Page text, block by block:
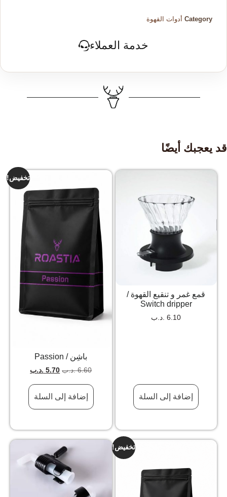
Category أدوات القهوة
خدمة العملاء
قد يعجبك أيضًا
قمع غمر و تنقيع القهوة /
Switch dripper
6.10 .د.ب
إضافة إلى السلة
تخفيض!
باشِن / Passion
6.60 .د.ب 5.70 .د.ب
إضافة إلى السلة
تخفيض!